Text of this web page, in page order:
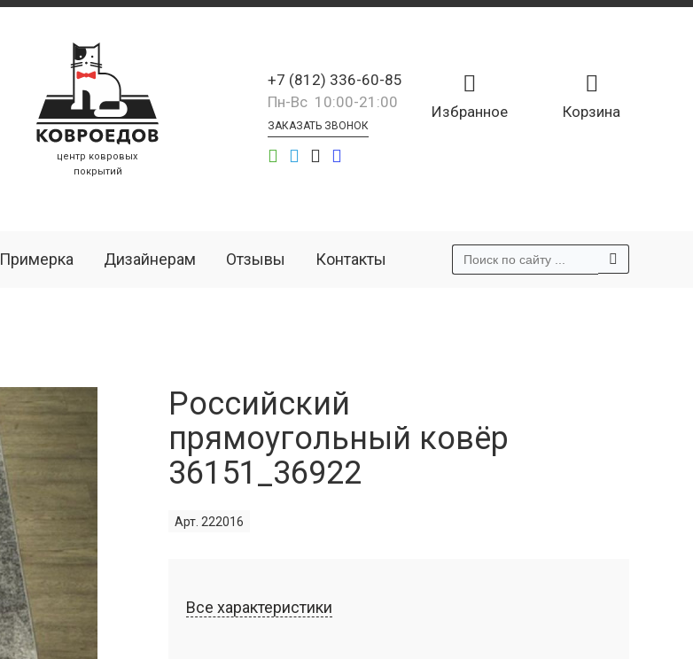
центр ковровых
покрытий
Корзина
Избранное
+7 (812) 336-60-85
Пн-Вс 10:00-21:00
ЗАКАЗАТЬ ЗВОНОК
Примерка Дизайнерам Отзывы Контакты
Российский
прямоугольный ковёр
36151_36922
Арт. 222016
Все характеристики